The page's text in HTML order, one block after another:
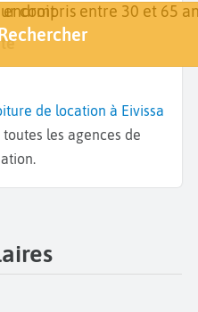
endroit
compris entre 30 et 65
de location à Eivissa
les agences de